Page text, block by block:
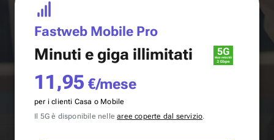
Fastweb Mobile Pro
Minuti e giga illimitati
11,95 €/mese
per i clienti Casa o Mobile
Il 5G è disponibile nellearee coperte dal servizio.